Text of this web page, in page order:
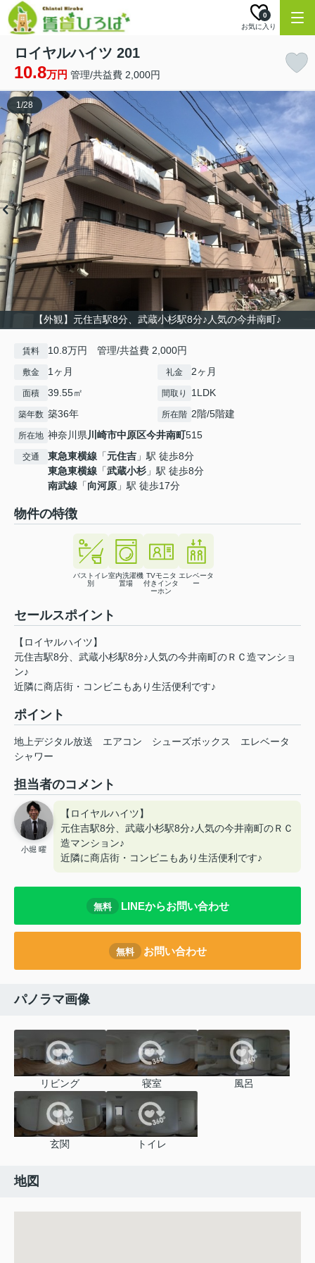
お気に入り
0
ロイヤルハイツ 201
10.8万円 管理/共益費 2,000円
【外観】元住吉駅8分、武蔵小杉駅8分♪人気の今井南町♪
1/28
賃料 10.8万円 管理/共益費 2,000円
敷金 1ヶ月 礼金 2ヶ月
面積 39.55㎡ 間取り 1LDK
築年数 築36年 所在階 2階/5階建
所在地 神奈川県川崎市中原区今井南町515
交通 東急東横線 「元住吉 」駅 徒歩8分
東急東横線 「武蔵小杉 」駅 徒歩8分
南武線 「向河原 」駅 徒歩17分
物件の特徴
バストイレ
別
室内洗濯機
置場
TVモニタ
付きインタ
ーホン
エレベータ
ー
セールスポイント
【ロイヤルハイツ】
元住吉駅8分、武蔵小杉駅8分♪人気の今井南町のＲＣ造マンショ
ン♪
近隣に商店街・コンビニもあり生活便利です♪
ポイント
地上デジタル放送 エアコン シューズボックス
エレベータ
シャワー
担当者のコメント
小堀 曜
【ロイヤルハイツ】
元住吉駅8分、武蔵小杉駅8分♪人気の今井南町のＲＣ
造マンション♪
近隣に商店街・コンビニもあり生活便利です♪
無料 LINEからお問い合わせ
無料 お問い合わせ
パノラマ画像
リビング 寝室 風呂
玄関 トイレ
地図